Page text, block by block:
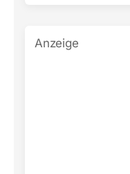
Anzeige